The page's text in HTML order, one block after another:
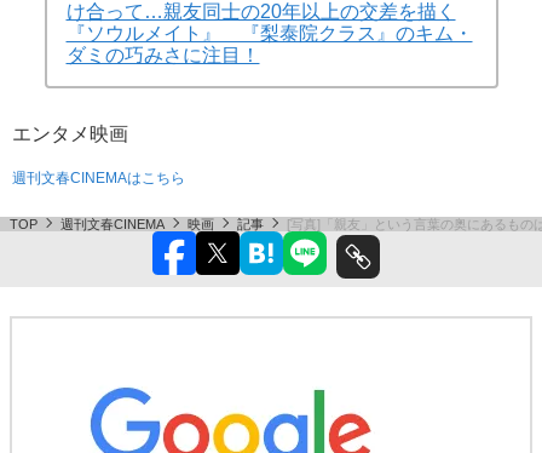
け合って…親友同士の20年以上の交差を描く
『ソウルメイト』 『梨泰院クラス』のキム・
ダミの巧みさに注目！
エンタメ 映画
週刊文春CINEMAはこちら
TOP 週刊文春CINEMA 映画 記事 [写真]「親友」という言葉の奥にあるも